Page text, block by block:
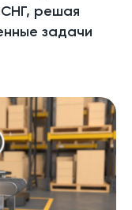
СНГ, решая
задачи